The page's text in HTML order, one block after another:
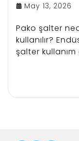
May 13, 2026
Pako şalter
kullanılır?
şalter kullanım